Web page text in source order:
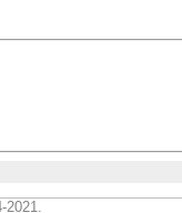
2021.